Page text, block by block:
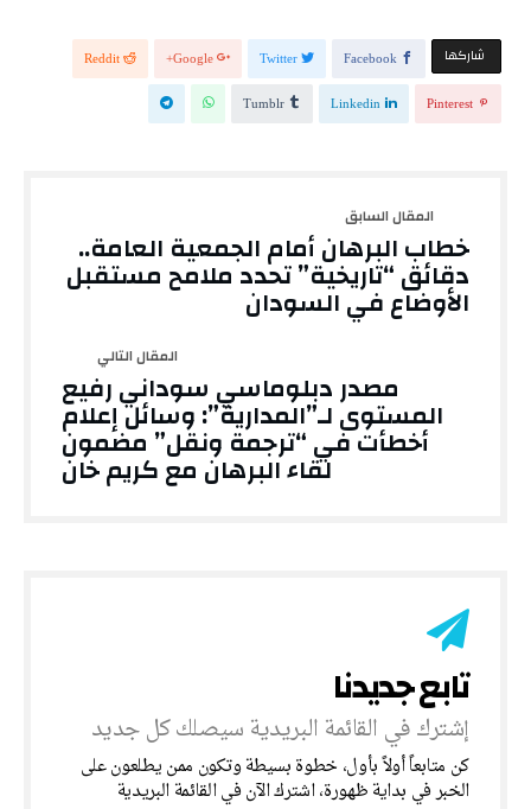
‫‫ شاركها‬ Facebook
Twitter
Google+
Reddit
Pinterest
Linkedin
Tumblr
خطاب البرهان أمام الجمعية العامة..
دقائق “تاريخية” تحدد ملامح مستقبل
الأوضاع في السودان
مصدر دبلوماسي سوداني رفيع
المستوى لـ”المدارية”: وسائل إعلام
أخطأت في “ترجمة ونقل” مضمون
لقاء البرهان مع كريم خان
‎كن متابعاً أولاً بأول، خطوة بسيطة وتكون ممن يطلعون على
الخبر في بداية ظهورة، اشترك الآن في القائمة البريدية